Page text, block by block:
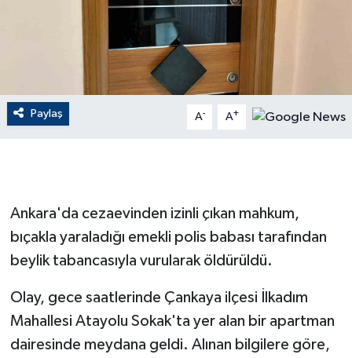
Paylaş A- A+
Ankara'da cezaevinden izinli çıkan mahkum,
bıçakla yaraladığı emekli polis babası tarafından
beylik tabancasıyla vurularak öldürüldü.
Olay, gece saatlerinde Çankaya ilçesi İlkadım
Mahallesi Atayolu Sokak'ta yer alan bir apartman
dairesinde meydana geldi. Alınan bilgilere göre,
EĞİTİM
English News
Gayrimenkul
GENEL
GÜNDEM
Güvenlik